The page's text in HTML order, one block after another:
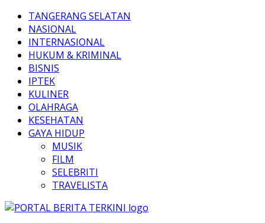
TANGERANG SELATAN
NASIONAL
INTERNASIONAL
HUKUM & KRIMINAL
BISNIS
IPTEK
KULINER
OLAHRAGA
KESEHATAN
GAYA HIDUP
MUSIK
FILM
SELEBRITI
TRAVELISTA